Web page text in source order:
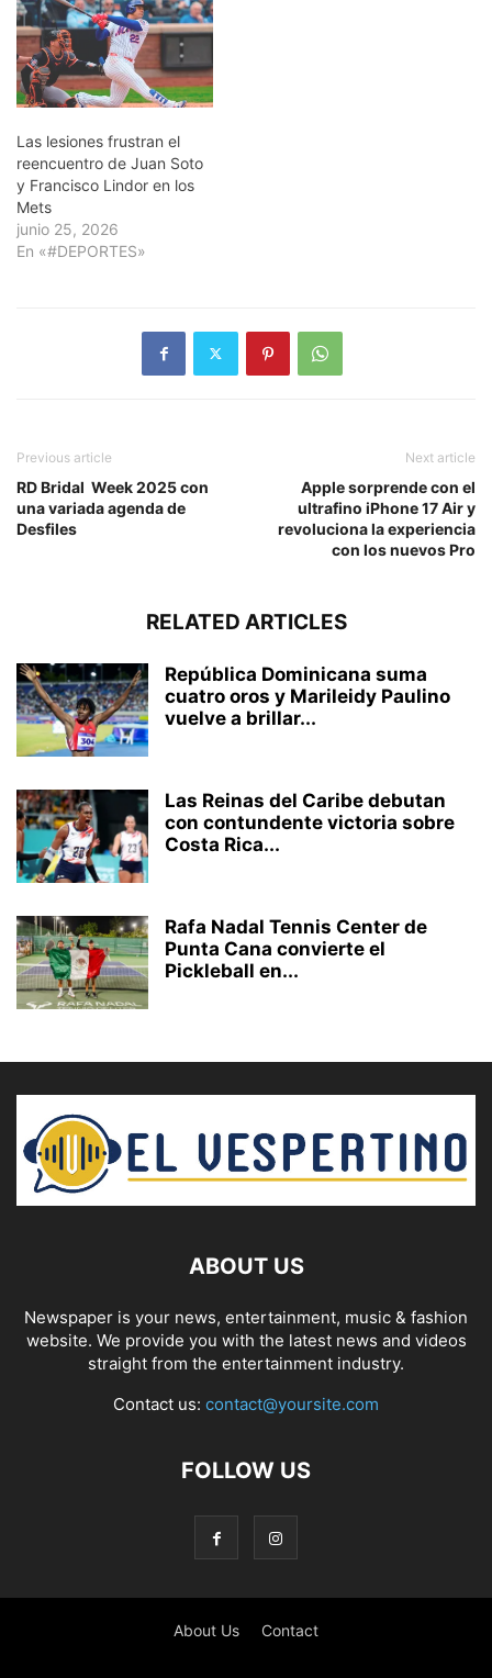
Las lesiones frustran el
reencuentro de Juan Soto
y Francisco Lindor en los
Mets
junio 25, 2026
En «#DEPORTES»
Previous article
RD Bridal Week 2025 con
una variada agenda de
Desfiles
Next article
Apple sorprende con el
ultrafino iPhone 17 Air y
revoluciona la experiencia
con los nuevos Pro
RELATED ARTICLES
República Dominicana suma
cuatro oros y Marileidy Paulino
vuelve a brillar...
Las Reinas del Caribe debutan
con contundente victoria sobre
Costa Rica...
Rafa Nadal Tennis Center de
Punta Cana convierte el
Pickleball en...
ABOUT US
Newspaper is your news, entertainment, music & fashion
website. We provide you with the latest news and videos
straight from the entertainment industry.
Contact us: contact@yoursite.com
FOLLOW US
About Us Contact